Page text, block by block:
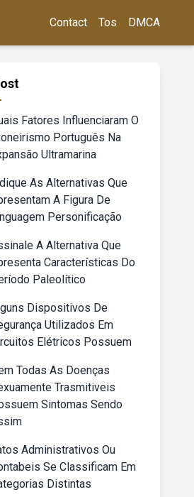
Contact Tos DMCA
Fatores Influenciaram O
Português Na
Ultramarina
As Alternativas Que
A Figura De
Personificação
A Alternativa Que
Características Do
Paleolítico
Dispositivos De
Utilizados Em
Elétricos Possuem
Todas As Doenças
Trasmitiveis
Sintomas Sendo
Administrativos Ou
Se Classificam Em
Distintas